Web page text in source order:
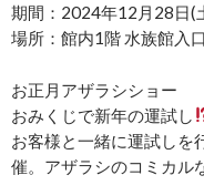
期間：2024年12月28日(
場所：館内1階 水族館入
お正月アザラシショー
おみくじで新年の運試し
お客様と一緒に運試しを
催。アザラシのコミカル